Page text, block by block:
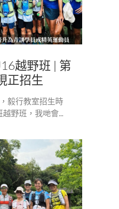
越野班 | 第
正招生
毅行教室招生時
野班，我哋會...